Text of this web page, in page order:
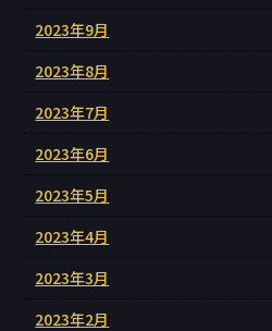
2023年9月
2023年8月
2023年7月
2023年6月
2023年5月
2023年4月
2023年3月
2023年2月